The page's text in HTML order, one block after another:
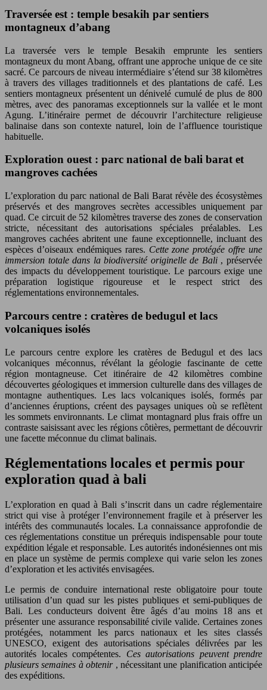
Traversée est : temple besakih par sentiers
montagneux d’abang
La traversée vers le temple Besakih emprunte les sentiers
montagneux du mont Abang, offrant une approche unique de ce site
sacré. Ce parcours de niveau intermédiaire s’étend sur 38 kilomètres
à travers des villages traditionnels et des plantations de café. Les
sentiers montagneux présentent un dénivelé cumulé de plus de 800
mètres, avec des panoramas exceptionnels sur la vallée et le mont
Agung. L’itinéraire permet de découvrir l’architecture religieuse
balinaise dans son contexte naturel, loin de l’affluence touristique
habituelle.
Exploration ouest : parc national de bali barat et
mangroves cachées
L’exploration du parc national de Bali Barat révèle des écosystèmes
préservés et des mangroves secrètes accessibles uniquement par
quad. Ce circuit de 52 kilomètres traverse des zones de conservation
stricte, nécessitant des autorisations spéciales préalables. Les
mangroves cachées abritent une faune exceptionnelle, incluant des
espèces d’oiseaux endémiques rares. Cette zone protégée offre une
immersion totale dans la biodiversité originelle de Bali , préservée
des impacts du développement touristique. Le parcours exige une
préparation logistique rigoureuse et le respect strict des
réglementations environnementales.
Parcours centre : cratères de bedugul et lacs
volcaniques isolés
Le parcours centre explore les cratères de Bedugul et des lacs
volcaniques méconnus, révélant la géologie fascinante de cette
région montagneuse. Cet itinéraire de 42 kilomètres combine
découvertes géologiques et immersion culturelle dans des villages de
montagne authentiques. Les lacs volcaniques isolés, formés par
d’anciennes éruptions, créent des paysages uniques où se reflètent
les sommets environnants. Le climat montagnard plus frais offre un
contraste saisissant avec les régions côtières, permettant de découvrir
une facette méconnue du climat balinais.
Réglementations locales et permis pour
exploration quad à bali
L’exploration en quad à Bali s’inscrit dans un cadre réglementaire
strict qui vise à protéger l’environnement fragile et à préserver les
intérêts des communautés locales. La connaissance approfondie de
ces réglementations constitue un prérequis indispensable pour toute
expédition légale et responsable. Les autorités indonésiennes ont mis
en place un système de permis complexe qui varie selon les zones
d’exploration et les activités envisagées.
Le permis de conduire international reste obligatoire pour toute
utilisation d’un quad sur les pistes publiques et semi-publiques de
Bali. Les conducteurs doivent être âgés d’au moins 18 ans et
présenter une assurance responsabilité civile valide. Certaines zones
protégées, notamment les parcs nationaux et les sites classés
UNESCO, exigent des autorisations spéciales délivrées par les
autorités locales compétentes. Ces autorisations peuvent prendre
plusieurs semaines à obtenir , nécessitant une planification anticipée
des expéditions.